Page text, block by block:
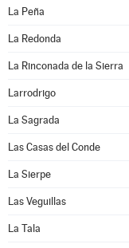
La Peña
La Redonda
La Rinconada de la Sierra
Larrodrigo
La Sagrada
Las Casas del Conde
La Sierpe
Las Veguillas
La Tala